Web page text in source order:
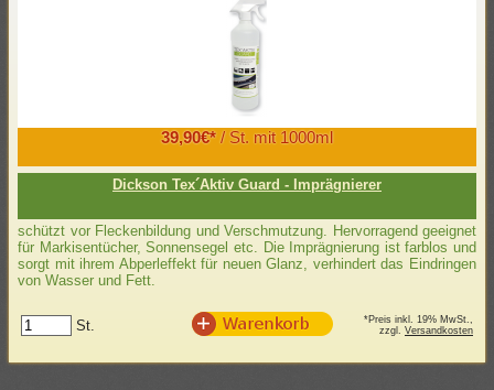
39,90€*/ St. mit 1000ml
Dickson Tex´Aktiv Guard - Imprägnierer
schützt vor Fleckenbildung und Verschmutzung. Hervorragend geeignet
für Markisentücher, Sonnensegel etc. Die Imprägnierung ist farblos und
sorgt mit ihrem Abperleffekt für neuen Glanz, verhindert das Eindringen
von Wasser und Fett.
St.
*Preis inkl. 19% MwSt.,
zzgl. Versandkosten